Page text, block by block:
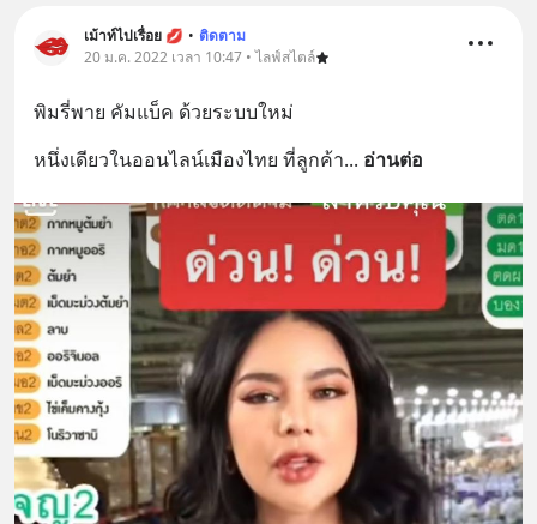
เม้าท์ไปเรื่อย 💋 • ติดตาม
20 ม.ค. 2022 เวลา 10:47 • ไลฟ์สไตล์
พิมรี่พาย คัมแบ็ค ด้วยระบบใหม่
หนึ่งเดียวในออนไลน์เมืองไทย ที่ลูกค้า... อ่านต่อ